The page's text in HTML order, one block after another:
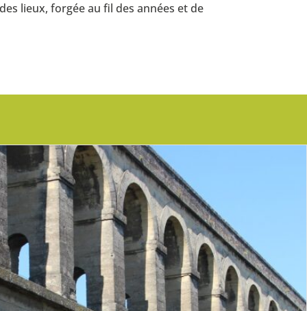
lieux, forgée au fil des années et de